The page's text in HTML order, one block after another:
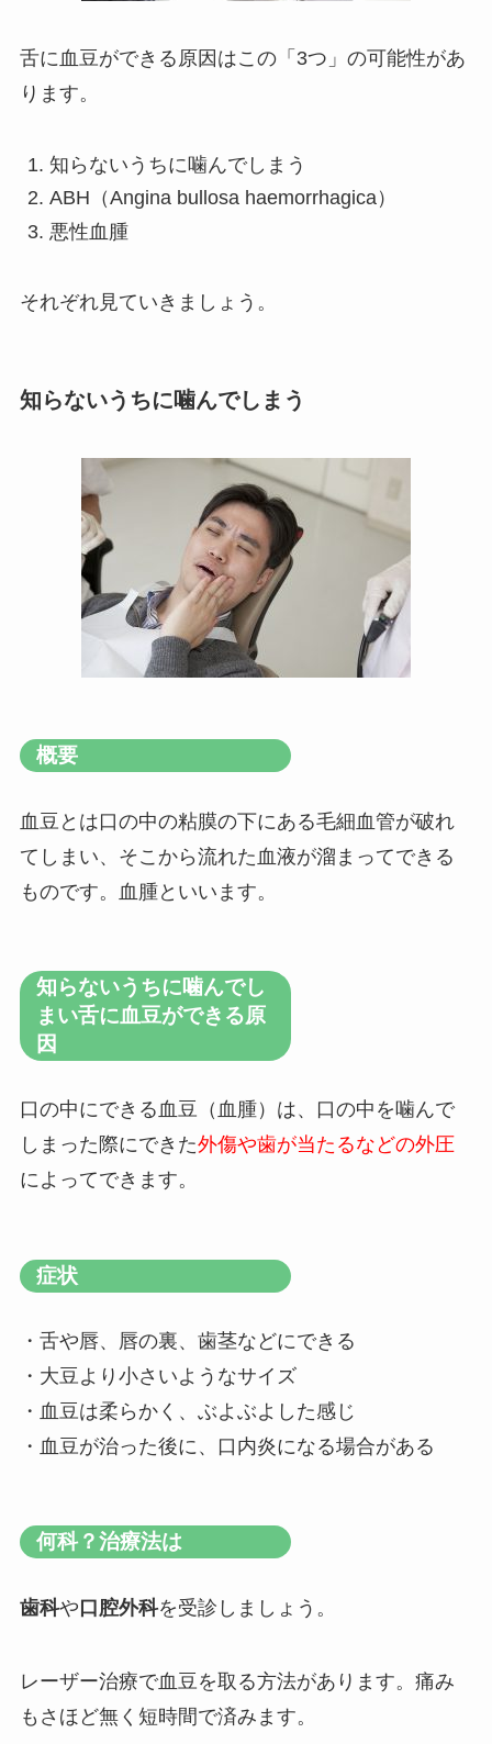
舌に血豆ができる原因はこの「3つ」の可能性があ
ります。
知らないうちに噛んでしまう
ABH（Angina bullosa haemorrhagica）
悪性血腫
それぞれ見ていきましょう。
知らないうちに噛んでしまう
概要
血豆とは口の中の粘膜の下にある毛細血管が破れ
てしまい、そこから流れた血液が溜まってできる
ものです。血腫といいます。
知らないうちに噛んでし
まい舌に血豆ができる原
因
口の中にできる血豆（血腫）は、口の中を噛んで
しまった際にできた外傷や歯が当たるなどの外圧
によってできます。
症状
・舌や唇、唇の裏、歯茎などにできる
・大豆より小さいようなサイズ
・血豆は柔らかく、ぶよぶよした感じ
・血豆が治った後に、口内炎になる場合がある
何科？治療法は
歯科や口腔外科を受診しましょう。
レーザー治療で血豆を取る方法があります。痛み
もさほど無く短時間で済みます。